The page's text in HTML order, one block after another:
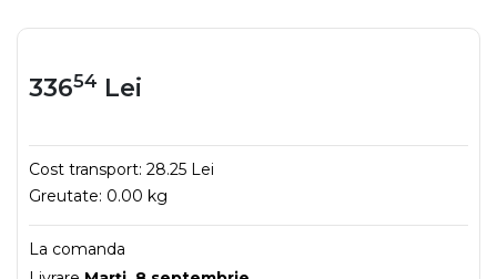
33654 Lei
Cost transport: 28.25 Lei
Greutate: 0.00 kg
La comanda